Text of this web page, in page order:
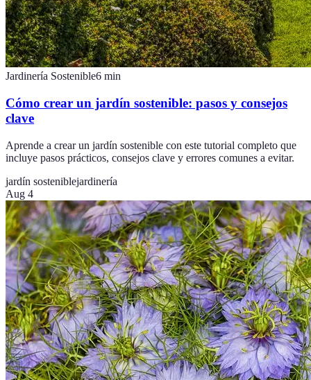
Jardinería Sostenible6 min
Cómo crear un jardín sostenible: pasos y consejos
clave
Aprende a crear un jardín sostenible con este tutorial completo que
incluye pasos prácticos, consejos clave y errores comunes a evitar.
jardín sosteniblejardinería
Aug 4